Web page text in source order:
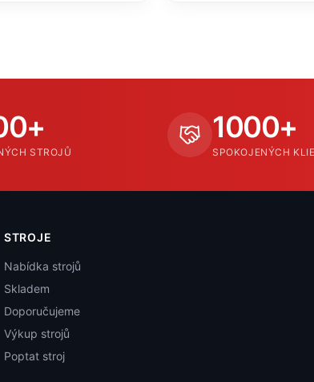
STROJŮ
1000+
SPOKOJENÝCH
STROJE
Nabídka strojů
Skladem
Doporučujeme
Výkup strojů
Poptat stroj